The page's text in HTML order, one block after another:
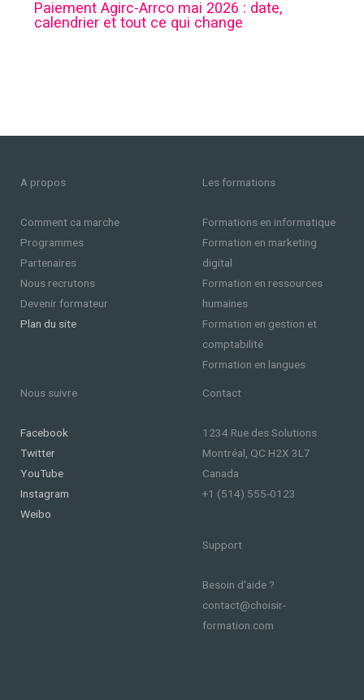
Paiement Agirc-Arrco mai 2026 : date,
calendrier et tout ce qui change
A propos
Comment ca marche
Programmes
Partenaires
Nous recrutons
Devenir formateur
Plan du site
Les formations
Formations en informatique
Formation en marketing
digital
Formation en ressources
humaines
Formation en gestion et
comptabilité
Formation en langues
Nous suivre
Facebook
Twitter
YouTube
Instagram
Weibo
Contact
1234 Rue des Solutions
Montréal, QC H2X 3L7
Canada
+1 (514) 555-0123
Support
Besoin d'aide ?
contact@choisir-
formation.com